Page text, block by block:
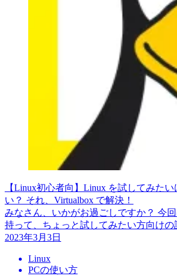
【Linux初心者向】Linux を試してみた
い？ それ、Virtualbox で解決！
みなさん、いかがお過ごしですか？ 今
持って、ちょっと試してみたい方向け
2023年3月3日
Linux
PCの使い方